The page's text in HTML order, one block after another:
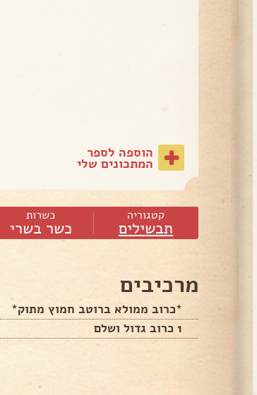
הוספה לספר
המתכונים שלי
קטגוריה
תבשילים
כשרות
כשר בשרי
מרכיבים
*כרוב ממולא ברוטב חמוץ מתוק*
1 כרוב גדול ושלם